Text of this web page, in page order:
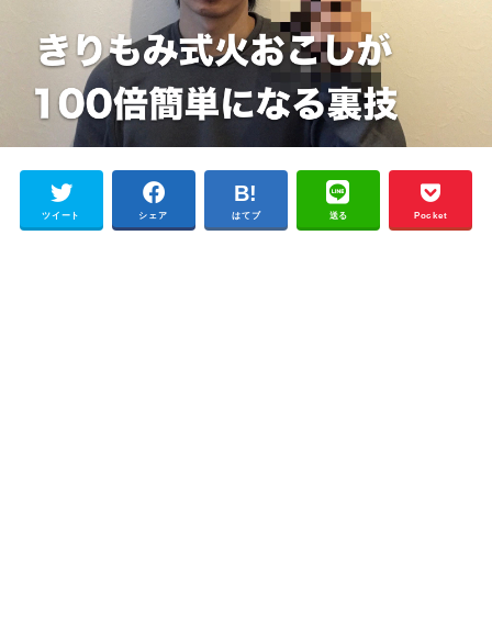
ツイート シェア はてブ 送る Pocket